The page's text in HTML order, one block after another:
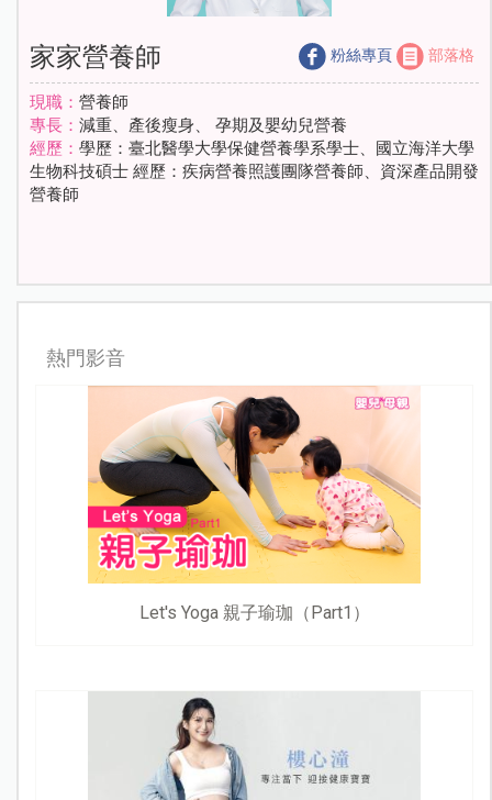
家家營養師 粉絲專頁 部落格
現職： 營養師
專長： 減重、產後瘦身、 孕期及嬰幼兒營養
經歷： 學歷：臺北醫學大學保健營養學系學士、國立海洋大學
生物科技碩士 經歷：疾病營養照護團隊營養師、資深產品開發
營養師
熱門影音
Let's Yoga 親子瑜珈（Part1）